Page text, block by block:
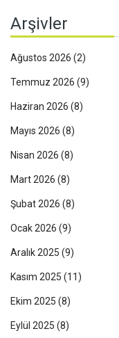
Arşivler
Ağustos 2026 (2)
Temmuz 2026 (9)
Haziran 2026 (8)
Mayıs 2026 (8)
Nisan 2026 (8)
Mart 2026 (8)
Şubat 2026 (8)
Ocak 2026 (9)
Aralık 2025 (9)
Kasım 2025 (11)
Ekim 2025 (8)
Eylül 2025 (8)